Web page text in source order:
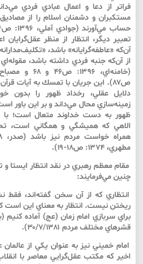
فراتر از دعا و اعمال عبادي فردي
مستكبران و دشمنان اسلام را از
تعبير ديگر، انتظار از منظر عقل‌‌گرايان
آن‌كه «عاطفه‌‌گرايانه» باشد،
از آن‌كه جنبه فردي داشته باشد،
ص۸۷). اين جريان با تمسك به آيات
دلايل عقلي، رخداد ظهور را بدون
زمينه‌سازي محال مي‌داند و بر اين باور
ظهور به دست خداوند متعال است؛
الاهي كه هميشگي و همگاني است،
مطهري، ۱۳۷۴: ص۱۸-۱۹).
مقام معظم رهبري در نقد انتظار ايستا و
چنين مي‌‌فرمايند:
انتظاري كه از آن سخن گفته‌اند،
ريختن نيست. انتظار به معناي اين است
براي سربازي امام زمان (عج) آماده كنيم
قشرهاي مختلف مردم ۳۰/۷/۱۳۸۱).
امام خميني نيز به عنوان يكي از
اخير كه مكتب عقل‌‌گرايي معاصر با